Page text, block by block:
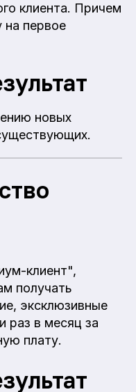
клиента. Причем
на первое
новых
клиент",
получать
эксклюзивные
раз в месяц за
плату.